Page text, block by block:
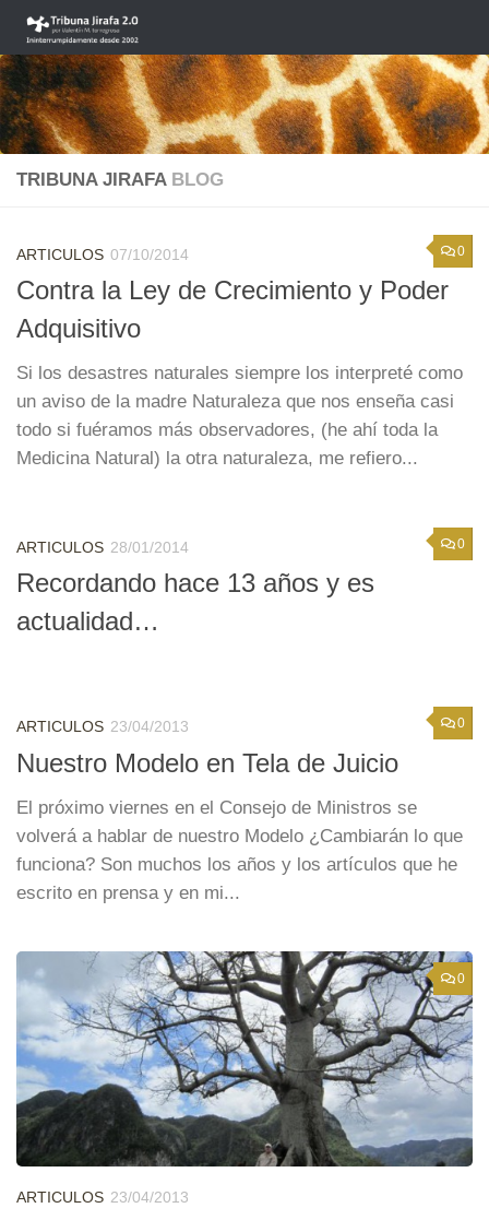
Saltar al contenido
TRIBUNA JIRAFA BLOG
0
ARTICULOS 07/10/2014
Contra la Ley de Crecimiento y Poder
Adquisitivo
Si los desastres naturales siempre los interpreté como
un aviso de la madre Naturaleza que nos enseña casi
todo si fuéramos más observadores, (he ahí toda la
Medicina Natural) la otra naturaleza, me refiero...
0
ARTICULOS 28/01/2014
Recordando hace 13 años y es
actualidad…
0
ARTICULOS 23/04/2013
Nuestro Modelo en Tela de Juicio
El próximo viernes en el Consejo de Ministros se
volverá a hablar de nuestro Modelo ¿Cambiarán lo que
funciona? Son muchos los años y los artículos que he
escrito en prensa y en mi...
0
ARTICULOS 23/04/2013